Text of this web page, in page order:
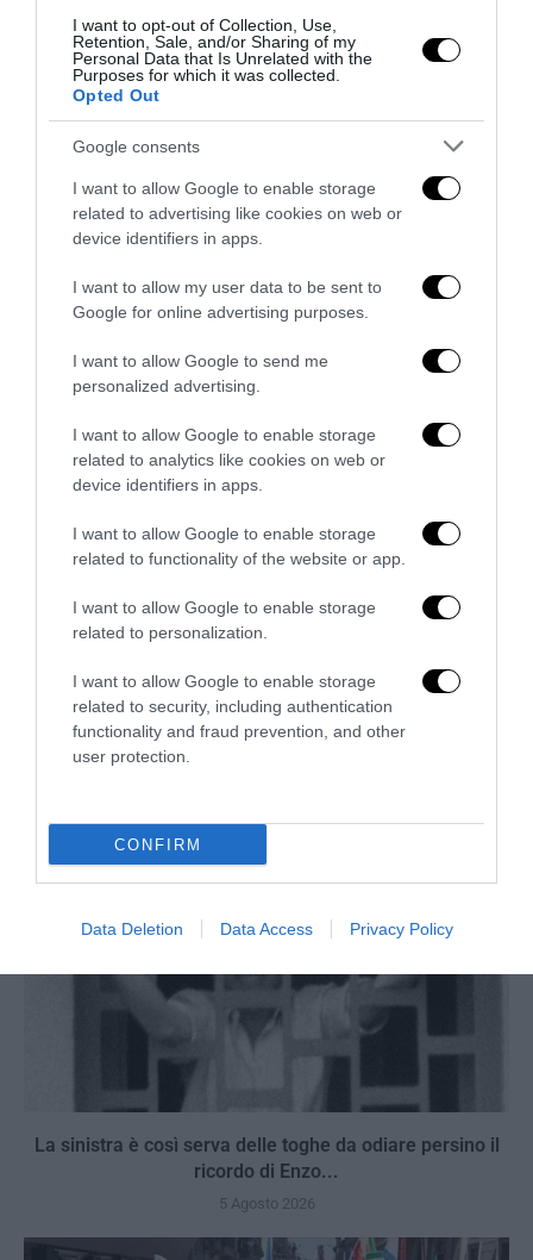
I want to opt-out of Collection, Use,
Retention, Sale, and/or Sharing of my
Personal Data that Is Unrelated with the
Purposes for which it was collected.
Opted Out
Google consents
I want to allow Google to enable storage
related to advertising like cookies on web or
device identifiers in apps.
I want to allow my user data to be sent to
Google for online advertising purposes.
I want to allow Google to send me
personalized advertising.
I want to allow Google to enable storage
related to analytics like cookies on web or
device identifiers in apps.
I want to allow Google to enable storage
related to functionality of the website or app.
I want to allow Google to enable storage
related to personalization.
I want to allow Google to enable storage
related to security, including authentication
functionality and fraud prevention, and other
user protection.
CONFIRM
Data Deletion Data Access Privacy Policy
Remigrazione, il Copasir riconosce all’antifascismo il
6 Agosto 2026
La Camera boccia il patentino antifascista per parlare a
Montecitorio: palo clamoroso del Pd
La sinistra è così serva delle toghe da odiare persino il
ricordo di Enzo...
5 Agosto 2026